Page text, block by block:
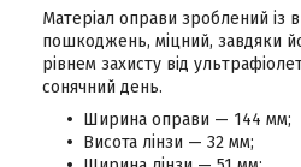
Матеріал оправи зроблений із
пошкоджень, міцний, завдяки
рівнем захисту від
сонячний день.
Ширина оправи — 144 мм;
Висота лінзи — 32 мм;